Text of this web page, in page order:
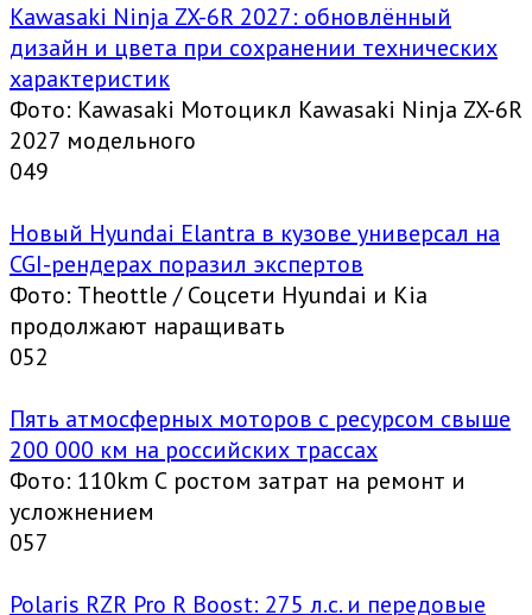
Kawasaki Ninja ZX-6R 2027: обновлённый
дизайн и цвета при сохранении технических
характеристик
Фото: Kawasaki Мотоцикл Kawasaki Ninja ZX-6R
2027 модельного
049
Новый Hyundai Elantra в кузове универсал на
CGI-рендерах поразил экспертов
Фото: Theottle / Соцсети Hyundai и Kia
продолжают наращивать
052
Пять атмосферных моторов с ресурсом свыше
200 000 км на российских трассах
Фото: 110km С ростом затрат на ремонт и
усложнением
057
Polaris RZR Pro R Boost: 275 л.с. и передовые